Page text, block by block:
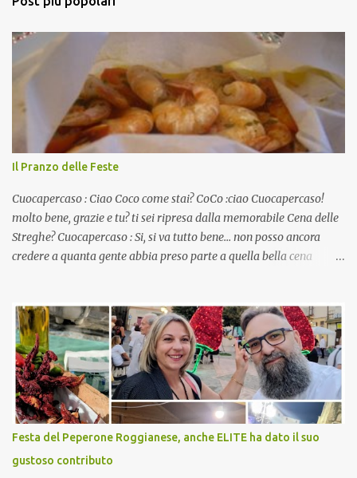
Il Pranzo delle Feste
Cuocapercaso : Ciao Coco come stai? CoCo :ciao Cuocapercaso!
molto bene, grazie e tu? ti sei ripresa dalla memorabile Cena delle
Streghe? Cuocapercaso : Si, si va tutto bene… non posso ancora
credere a quanta gente abbia preso parte a quella bella cena
pranzo, racconta un po'! Perchè io avrò ospiti e cerco degli spunti...
Cuocapercaso : A dire il vero domenica prossima non preparo
nulla perché vado al Pranzo Aziendale di fine anno organizzato dai
mie capi! CoCo : Pranzo aziendale? Una bella idea! Cuocapercaso :
si, è un modo per riunirsi tutti a fine anno e tirare le somme…
naturalmente mangiando tutti insieme, con grande convivialità!
CoCo : è naturale il cibo, come sappiamo bene, funziona spesso da
collante e anche nel lavoro riesce a creare spesso l’ambiente
favorevole per molte belle opportunità, non trovi? Cuocapercaso :
Festa del Peperone Roggianese, anche ELITE ha dato il suo
gustoso contributo